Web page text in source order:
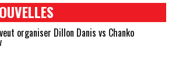
organiser Dillon Danis vs Chanko